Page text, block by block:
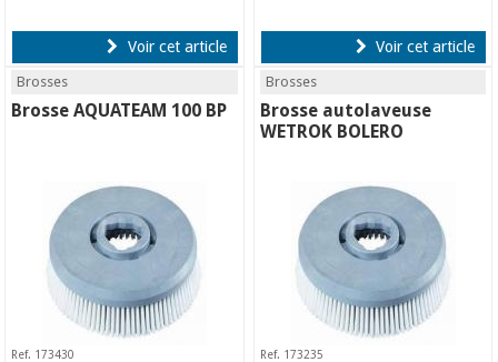
Voir cet article Voir cet article
Brosses
Brosse AQUATEAM 100 BP
Ref. 173430
Brosses
Brosse autolaveuse
WETROK BOLERO
Ref. 173235